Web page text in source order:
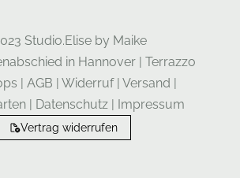
Studio.Elise by Maike
in Hannover| Terrazzo
| AGB | Widerruf| Versand |
| Datenschutz | Impressum
Vertrag widerrufen